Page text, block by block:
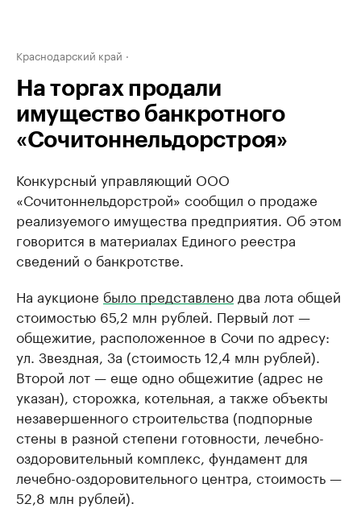
Краснодарский край
На торгах продали
имущество банкротного
«Сочитоннельдорстроя»
Конкурсный управляющий ООО
«Сочитоннельдорстрой» сообщил о продаже
реализуемого имущества предприятия. Об этом
говорится в материалах Единого реестра
сведений о банкротстве.
На аукционе было представлено два лота общей
стоимостью 65,2 млн рублей. Первый лот —
общежитие, расположенное в Сочи по адресу:
ул. Звездная, 3а (стоимость 12,4 млн рублей).
Второй лот — еще одно общежитие (адрес не
указан), сторожка, котельная, а также объекты
незавершенного строительства (подпорные
стены в разной степени готовности, лечебно-
оздоровительный комплекс, фундамент для
лечебно-оздоровительного центра, стоимость —
52,8 млн рублей).